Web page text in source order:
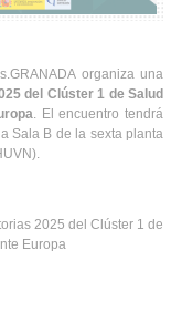
organiza una
del Clúster 1 de Salud
. El encuentro tendrá
Sala B de la sexta planta
2025 del Clúster 1 de
Europa